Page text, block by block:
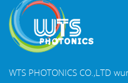
WTS PHOTONICS CO.,LTD